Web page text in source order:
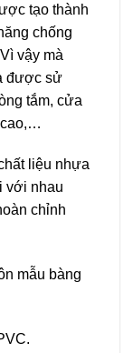
tạo thành
chống
vậy mà
được sử
tắm, cửa
cao,…
liệu nhựa
với nhau
chỉnh
mẫu bàng